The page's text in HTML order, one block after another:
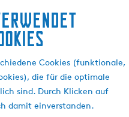
Cookies (funktionale,
die für die optimale
sind. Durch Klicken auf
damit einverstanden.
Buchen
und
und